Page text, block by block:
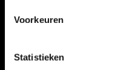
Voorkeuren
Statistieken